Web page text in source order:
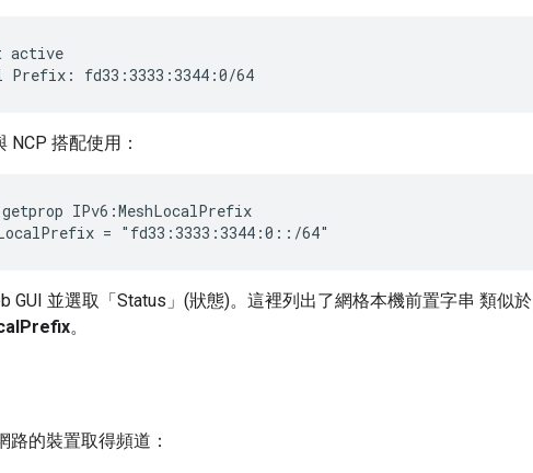
active
NCP 搭配使用：
IPv6:MeshLocalPrefix
GUI 並選取「Status」(狀態)。這裡列出了網格本機前置字串 類似於
。
路的裝置取得頻道：